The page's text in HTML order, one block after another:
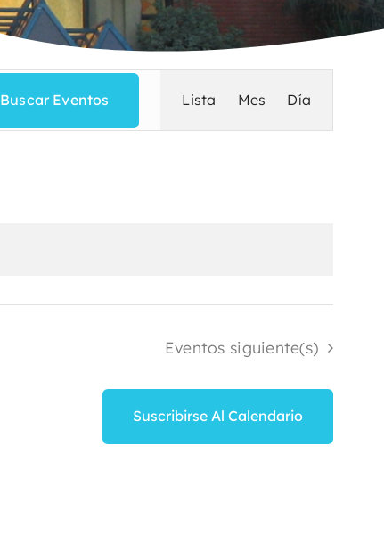
Buscar Eventos
de
Lista Mes Día
Eventos siguiente(s)
Suscribirse Al Calendario